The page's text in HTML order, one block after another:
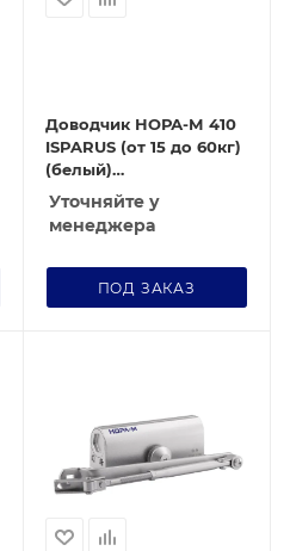
Доводчик НОРА-М 410
ISPARUS (от 15 до 60кг)
(белый)
морозостойкий
Уточняйте у
менеджера
ПОД ЗАКАЗ